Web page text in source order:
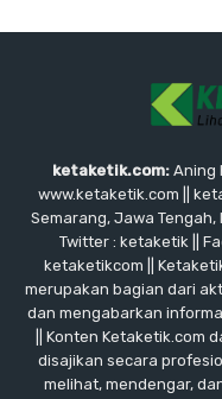
ketaketik.com: Aning
www.ketaketik.com ||
Semarang, Jawa Tengah,
Twitter : ketaketik ||
ketaketikcom ||
merupakan bagian dari
dan mengabarkan
|| Konten Ketaketik.com
disajikan secara
melihat, mendengar,